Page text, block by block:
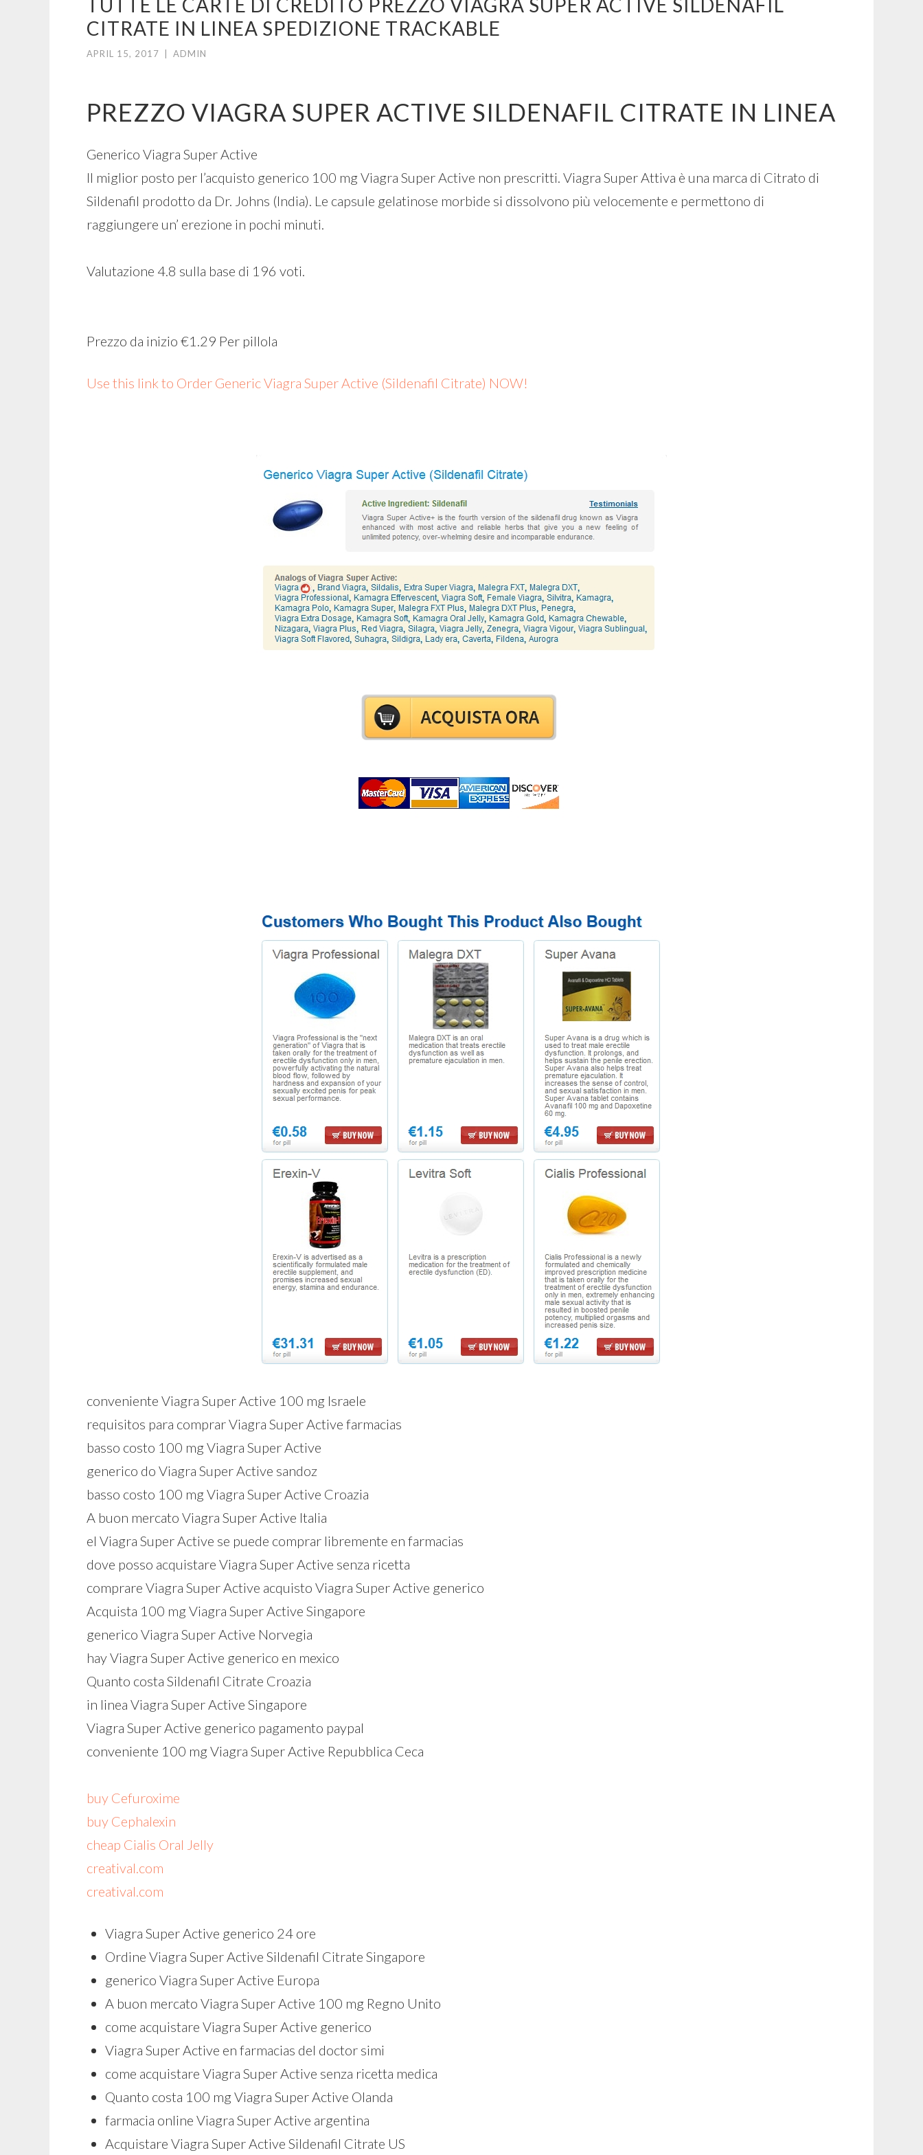
TUTTE LE CARTE DI CREDITO PREZZO VIAGRA SUPER ACTIVE SILDENAFIL
CITRATE IN LINEA SPEDIZIONE TRACKABLE
APRIL 15, 2017 ADMIN
PREZZO VIAGRA SUPER ACTIVE SILDENAFIL CITRATE IN LINEA
Generico Viagra Super Active
Il miglior posto per l’acquisto generico 100 mg Viagra Super Active non prescritti. Viagra Super Attiva è una marca di Citrato di
Sildenafil prodotto da Dr. Johns (India). Le capsule gelatinose morbide si dissolvono più velocemente e permettono di
raggiungere un’ erezione in pochi minuti.
Valutazione 4.8 sulla base di 196 voti.
Prezzo da inizio €1.29 Per pillola
Use this link to Order Generic Viagra Super Active (Sildenafil Citrate) NOW!
conveniente Viagra Super Active 100 mg Israele
requisitos para comprar Viagra Super Active farmacias
basso costo 100 mg Viagra Super Active
generico do Viagra Super Active sandoz
basso costo 100 mg Viagra Super Active Croazia
A buon mercato Viagra Super Active Italia
el Viagra Super Active se puede comprar libremente en farmacias
dove posso acquistare Viagra Super Active senza ricetta
comprare Viagra Super Active acquisto Viagra Super Active generico
Acquista 100 mg Viagra Super Active Singapore
generico Viagra Super Active Norvegia
hay Viagra Super Active generico en mexico
Quanto costa Sildenafil Citrate Croazia
in linea Viagra Super Active Singapore
Viagra Super Active generico pagamento paypal
conveniente 100 mg Viagra Super Active Repubblica Ceca
buy Cefuroxime
buy Cephalexin
cheap Cialis Oral Jelly
creatival.com
creatival.com
Viagra Super Active generico 24 ore
Ordine Viagra Super Active Sildenafil Citrate Singapore
generico Viagra Super Active Europa
A buon mercato Viagra Super Active 100 mg Regno Unito
come acquistare Viagra Super Active generico
Viagra Super Active en farmacias del doctor simi
come acquistare Viagra Super Active senza ricetta medica
Quanto costa 100 mg Viagra Super Active Olanda
farmacia online Viagra Super Active argentina
Acquistare Viagra Super Active Sildenafil Citrate US